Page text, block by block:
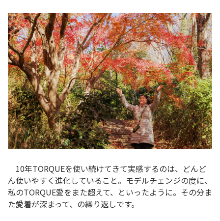
10年TORQUEを使い続けてきて実感するのは、どんど
ん使いやすく進化していること。モデルチェンジの度に、
私のTORQUE愛をまた超えて、といったように。その分ま
た愛着が深まって、の繰り返しです。